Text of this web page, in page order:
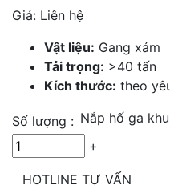
Giá: Liên hệ
Vật liệu: Gang xám
Tải trọng: >40 tấn
Kích thước: theo
Số lượng : Nắp hố ga
+
HOTLINE TƯ VẤN